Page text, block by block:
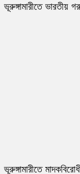
ভূরুঙ্গামারীতে
ভূরুঙ্গামারীতে